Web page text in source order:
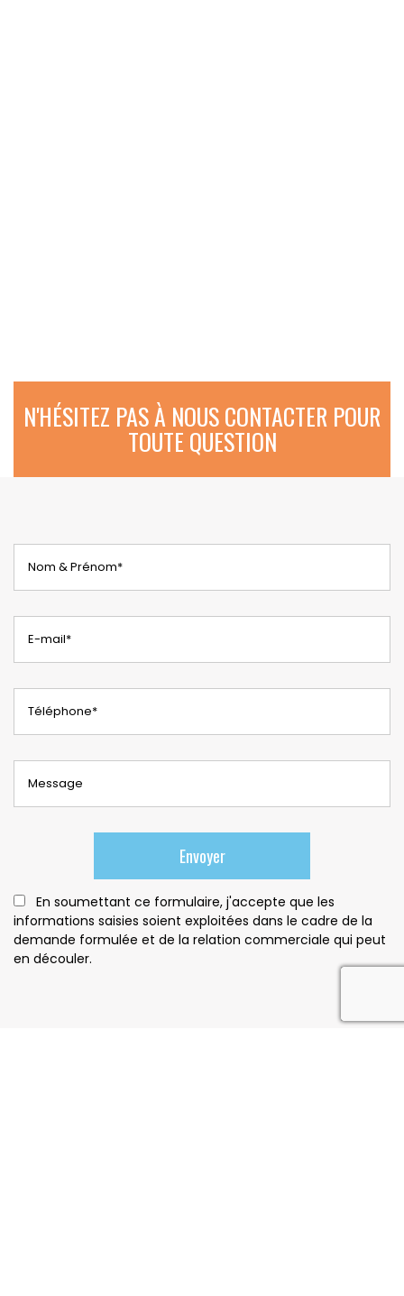
N'HÉSITEZ PAS À NOUS CONTACTER POUR
TOUTE QUESTION
En soumettant ce formulaire, j'accepte que les
informations saisies soient exploitées dans le cadre de la
demande formulée et de la relation commerciale qui peut
en découler.